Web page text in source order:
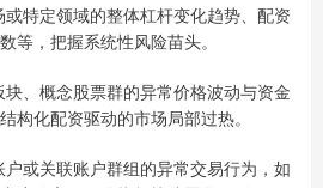
特定领域的整体杠杆变化趋势、配资
等，把握系统性风险苗头。
、概念股票群的异常价格波动与资金
构化配资驱动的市场局部过热。
或关联账户群组的异常交易行为，如